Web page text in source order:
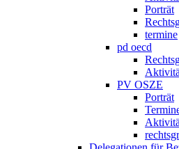
Porträt
termine
pd oecd
PV OSZE
Porträt